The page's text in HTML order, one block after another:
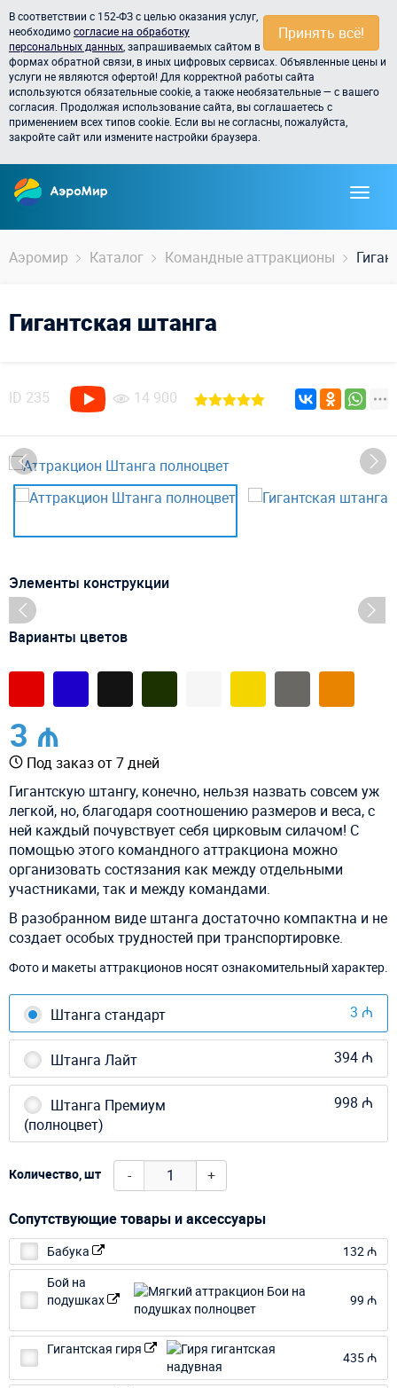
Принять всё!
В соответствии с 152-ФЗ с целью оказания услуг,
необходимосогласие на обработку
персональных данных , запрашиваемых сайтом в
формах обратной связи, в иных цифровых сервисах. Объявленные цены и
услуги не являются офертой! Для корректной работы сайта
используются обязательные cookie, а также необязательные — с вашего
согласия. Продолжая использование сайта, вы соглашаетесь с
применением всех типов cookie. Если вы не согласны, пожалуйста,
закройте сайт или измените настройки браузера.
Аэромир Каталог Командные аттракционы
Гигантская штанга
ID 235 14 900
Элементы конструкции
Варианты цветов
3 ₼
Под заказ от 7 дней
Гигантскую штангу, конечно, нельзя назвать совсем уж
легкой, но, благодаря соотношению размеров и веса, с
ней каждый почувствует себя цирковым силачом! С
помощью этого командного аттракциона можно
организовать состязания как между отдельными
участниками, так и между командами.
В разобранном виде штанга достаточно компактна и не
создает особых трудностей при транспортировке.
Фото и макеты аттракционов носят ознакомительный характер.
Штанга стандарт 3 ₼
Штанга Лайт 394 ₼
Штанга Премиум
(полноцвет)
998 ₼
Количество, шт - +
Сопутствующие товары и аксессуары
Бабука
132 ₼
Бой на
подушках
99 ₼
Гигантская гиря
435 ₼